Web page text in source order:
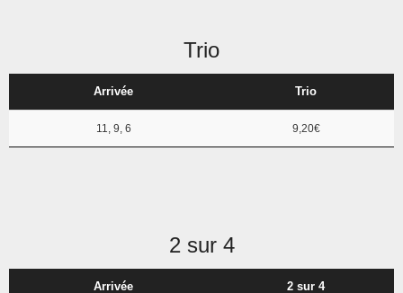
Trio
Arrivée Trio
11, 9, 6 9,20€
2 sur 4
Arrivée 2 sur 4